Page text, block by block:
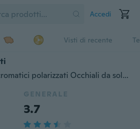
Accedi
Visti di recente
Occhiali da sole fotocromatici polarizzati Occhiali da sole da uomo con lenti di transizione UV400
GENERALE
3.7